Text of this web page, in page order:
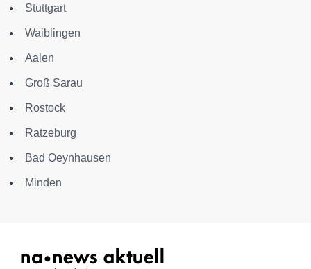
Stuttgart
Waiblingen
Aalen
Groß Sarau
Rostock
Ratzeburg
Bad Oeynhausen
Minden